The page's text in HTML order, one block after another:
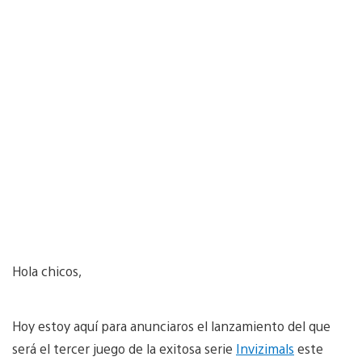
Hola chicos,
Hoy estoy aquí para anunciaros el lanzamiento del que
será el tercer juego de la exitosa serie Invizimals este